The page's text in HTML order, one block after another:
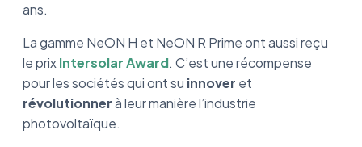
ans.
La gamme NeON H et NeON R Prime ont aussi reçu
le prixIntersolar Award. C’est une récompense
pour les sociétés qui ont su innover et
révolutionnerà leur manière l’industrie
photovoltaïque.